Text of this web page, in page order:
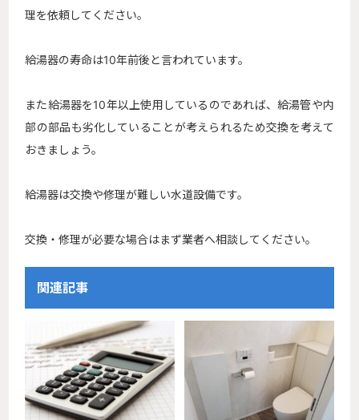
理を依頼してください。
給湯器の寿命は10年前後と言われています。
また給湯器を10年以上使用しているのであれば、給湯管や内
部の部品も劣化していることが考えられるため交換を考えて
おきましょう。
給湯器は交換や修理が難しい水道設備です。
交換・修理が必要な場合はまず業者へ相談してください。
関連記事